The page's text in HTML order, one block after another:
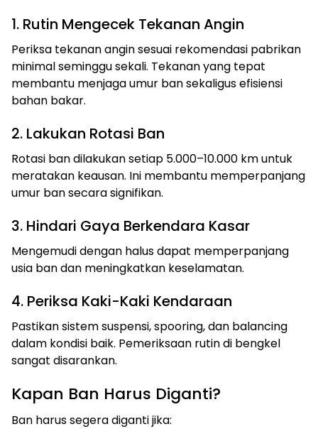
1. Rutin Mengecek Tekanan Angin
Periksa tekanan angin sesuai rekomendasi pabrikan
minimal seminggu sekali. Tekanan yang tepat
membantu menjaga umur ban sekaligus efisiensi
bahan bakar.
2. Lakukan Rotasi Ban
Rotasi ban dilakukan setiap 5.000–10.000 km untuk
meratakan keausan. Ini membantu memperpanjang
umur ban secara signifikan.
3. Hindari Gaya Berkendara Kasar
Mengemudi dengan halus dapat memperpanjang
usia ban dan meningkatkan keselamatan.
4. Periksa Kaki-Kaki Kendaraan
Pastikan sistem suspensi, spooring, dan balancing
dalam kondisi baik. Pemeriksaan rutin di bengkel
sangat disarankan.
Kapan Ban Harus Diganti?
Ban harus segera diganti jika: